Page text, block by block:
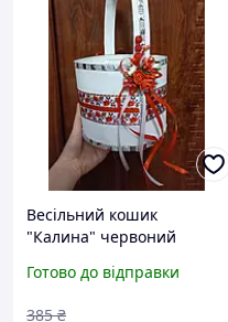
Весільний кошик
"Калина" червоний
Готово до відправки
385 ₴